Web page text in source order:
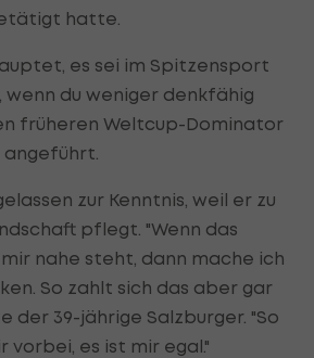
hatte.
es sei im Spitzensport
wenn du weniger denkfähig
früheren Weltcup-Dominator
angeführt.
zur Kenntnis, weil er zu
pflegt. "Wenn das
nahe steht, dann mache ich
So zahlt sich das aber gar
der 39-jährige Salzburger. "So
vorbei, es ist mir egal."